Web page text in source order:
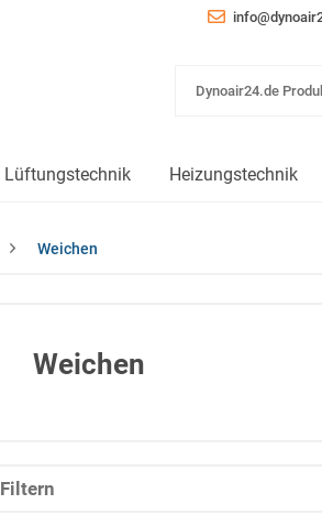
Lüftungstechnik Heizungstechnik
Weichen
Weichen
Filtern